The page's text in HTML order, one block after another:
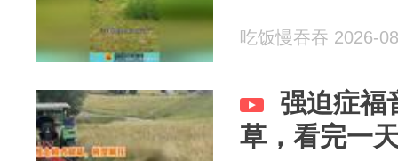
吃饭慢吞吞 2026-
强迫症福
草，看完一